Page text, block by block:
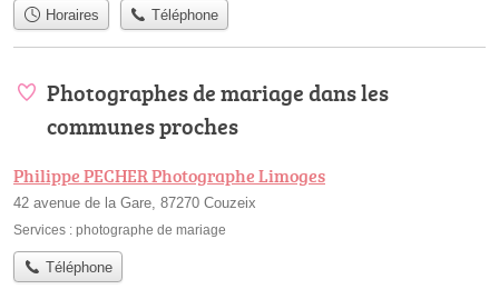
Horaires Téléphone
Photographes de mariage dans les
communes proches
Philippe PECHER Photographe Limoges
42 avenue de la Gare, 87270 Couzeix
Services : photographe de mariage
Téléphone